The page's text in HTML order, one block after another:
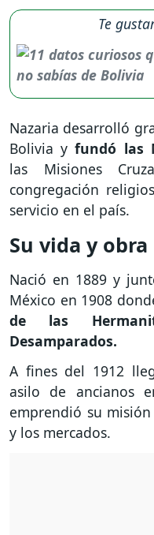
Te
Nazaria desarrolló
Bolivia yfundó las
las Misiones
congregación
servicio en el país.
Su vida y obra
Nació en 1889 y
México en 1908
de las
Desamparados.
A fines del 1912
asilo de ancianos
emprendió su
y los mercados.